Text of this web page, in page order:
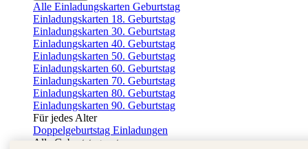
Alle Einladungskarten Geburtstag
Einladungskarten 18. Geburtstag
Einladungskarten 30. Geburtstag
Einladungskarten 40. Geburtstag
Einladungskarten 50. Geburtstag
Einladungskarten 60. Geburtstag
Einladungskarten 70. Geburtstag
Einladungskarten 80. Geburtstag
Einladungskarten 90. Geburtstag
Für jedes Alter
Doppelgeburtstag Einladungen
Alle Geburtstagsextras